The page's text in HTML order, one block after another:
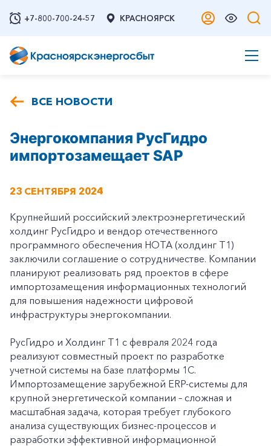
+7-800-700-24-57 КРАСНОЯРСК
ВСЕ НОВОСТИ
Энергокомпания РусГидро
импортозамещает SAP
23 СЕНТЯБРЯ 2024
Крупнейший российский электроэнергетический
холдинг РусГидро и вендор отечественного
программного обеспечения НОТА (холдинг Т1)
заключили соглашение о сотрудничестве. Компании
планируют реализовать ряд проектов в сфере
импортозамещения информационных технологий
для повышения надежности цифровой
инфраструктуры энергокомпании.
РусГидро и Холдинг Т1 с февраля 2024 года
реализуют совместный проект по разработке
учетной системы на базе платформы 1С.
Импортозамещение зарубежной ERP-системы для
крупной энергетической компании – сложная и
масштабная задача, которая требует глубокого
анализа существующих бизнес-процессов и
разработки эффективной информационной